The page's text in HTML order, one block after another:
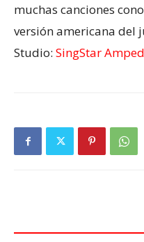
muchas canciones
versión americana del
Studio: SingStar Amped